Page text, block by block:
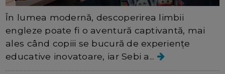
În lumea modernă, descoperirea limbii
engleze poate fi o aventură captivantă, mai
ales când copiii se bucură de experiențe
educative inovatoare, iar Sebi a...